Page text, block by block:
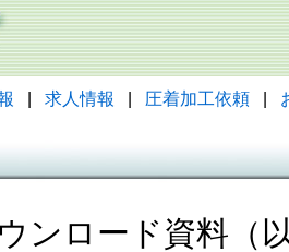
求人情報 圧着加工依頼
ンロード資料（